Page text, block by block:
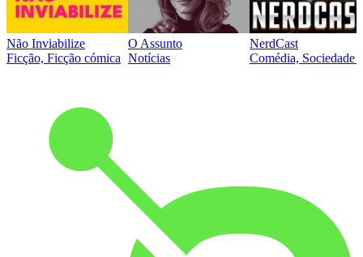
Não Inviabilize
Ficção, Ficção cómica
O Assunto
Notícias
NerdCast
Comédia, Sociedade